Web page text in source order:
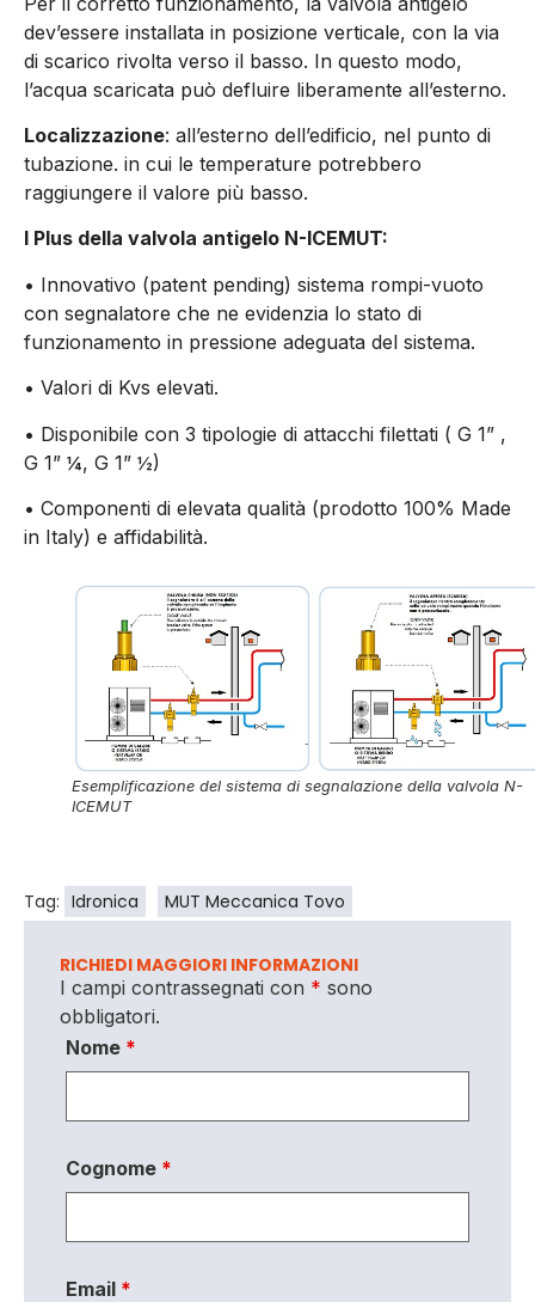
dev’essere installata in posizione verticale, con la via
di scarico rivolta verso il basso. In questo modo,
l’acqua scaricata può defluire liberamente all’esterno.
Localizzazione: all’esterno dell’edificio, nel punto di
tubazione. in cui le temperature potrebbero
raggiungere il valore più basso.
I Plus della valvola antigelo N-ICEMUT:
• Innovativo (patent pending) sistema rompi-vuoto
con segnalatore che ne evidenzia lo stato di
funzionamento in pressione adeguata del sistema.
• Valori di Kvs elevati.
• Disponibile con 3 tipologie di attacchi filettati ( G 1” ,
G 1” ¼, G 1” ½)
• Componenti di elevata qualità (prodotto 100% Made
in Italy) e affidabilità.
Esemplificazione del sistema di segnalazione della valvola N-
ICEMUT
Tag: Idronica MUT Meccanica Tovo
RICHIEDI MAGGIORI INFORMAZIONI
I campi contrassegnati con * sono
obbligatori.
Nome *
Cognome *
Email *